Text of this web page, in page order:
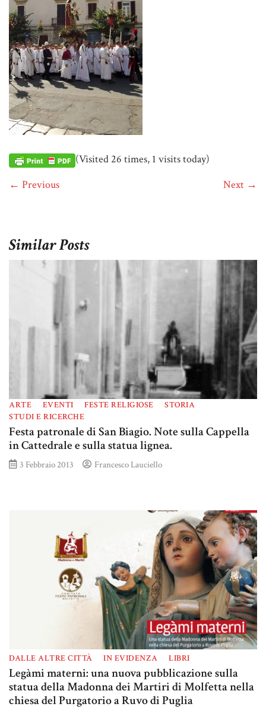
(Visited 26 times, 1 visits today)
← Previous
Next →
Similar Posts
ARTE EVENTI FESTE RELIGIOSE
STORIA
STUDI E RICERCHE
Festa patronale di San Biagio. Note sulla Cappella
in Cattedrale e sulla statua lignea.
3 Febbraio 2013 Francesco Lauciello
DALLE ALTRE CITTÀ IN EVIDENZA LIBRI
Legàmi materni: una nuova pubblicazione sulla
statua della Madonna dei Martiri di Molfetta nella
chiesa del Purgatorio a Ruvo di Puglia